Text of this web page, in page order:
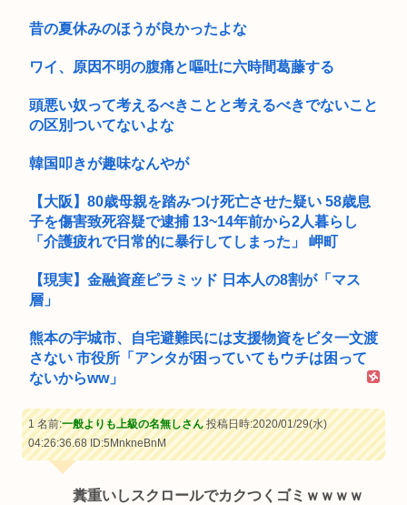
昔の夏休みのほうが良かったよな
ワイ、原因不明の腹痛と嘔吐に六時間葛藤する
頭悪い奴って考えるべきことと考えるべきでないこと
の区別ついてないよな
韓国叩きが趣味なんやが
【大阪】80歳母親を踏みつけ死亡させた疑い 58歳息
子を傷害致死容疑で逮捕 13~14年前から2人暮らし
「介護疲れで日常的に暴行してしまった」 岬町
【現実】金融資産ピラミッド 日本人の8割が「マス
層」
熊本の宇城市、自宅避難民には支援物資をビタ一文渡
さない 市役所「アンタが困っていてもウチは困って
ないからww」
1 名前:一般よりも上級の名無しさん投稿日時:2020/01/29(水)
04:26:36.68ID:5MnkneBnM
糞重いしスクロールでカクつくゴミｗｗｗｗ